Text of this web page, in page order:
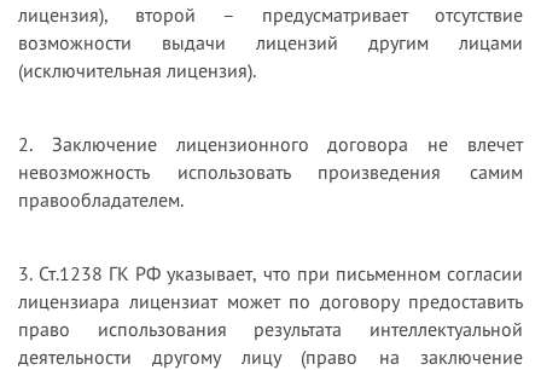
лицензия), второй – предусматривает отсутствие
возможности выдачи лицензий другим лицами
(исключительная лицензия).
2. Заключение лицензионного договора не влечет
невозможность использовать произведения самим
правообладателем.
3. Ст.1238 ГК РФ указывает, что при письменном согласии
лицензиара лицензиат может по договору предоставить
право использования результата интеллектуальной
деятельности другому лицу (право на заключение